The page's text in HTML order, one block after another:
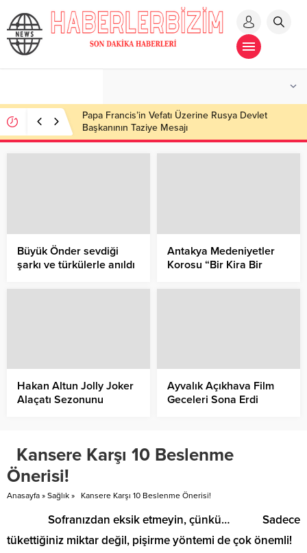
Papa Francis’in Vefatı Üzerine Rusya Devlet
Başkanının Taziye Mesajı
Büyük Önder sevdiği
şarkı ve türkülerle anıldı
Antakya Medeniyetler
Korosu “Bir Kira Bir
Hakan Altun Jolly Joker
Alaçatı Sezonunu
Ayvalık Açıkhava Film
Geceleri Sona Erdi
Kansere Karşı 10 Beslenme
Önerisi!
Anasayfa » Sağlık » Kansere Karşı 10 Beslenme Önerisi!
Sofranızdan eksik etmeyin, çünkü… Sadece
tükettiğiniz miktar değil, pişirme yöntemi de çok önemli!